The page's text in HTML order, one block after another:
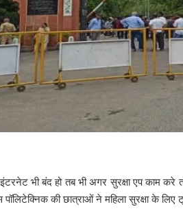
भी बंद हो तब भी अगर सुरक्षा एप काम करे
पॉलिटेक्निक की छात्राओं ने महिला सुरक्षा के